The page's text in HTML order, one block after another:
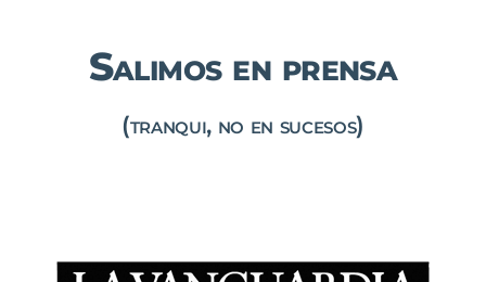
Salimos en prensa
(tranqui, no en sucesos)